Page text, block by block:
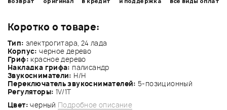
Коротко о товаре:
Тип: электрогитара, 24 лада
Корпус:черное дерево
Гриф: красное дерево
Накладка грифа: палисандр
Звукосниматели: Н/Н
Переключатель звукоснимателей:5-позиционный
Регуляторы: 1V/1Т
Цвет:черный Подробное описание